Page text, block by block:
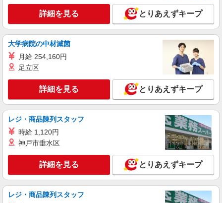
により変動） ・固定残業手当：20,000円（10時
間） ※固定残業時間を超過する場合には超過勤務
手当として別途支給 ・夜勤手当：10,000円/1回
（上記給与とは別に支給） 下記資格をお持ちの方
歓迎 ・認知症介護基礎研修 ・初任者研修 ・実務
者研修 ・介護福祉士 など
キープ 詳細を見る
派遣社員
株式会社トラストグロース 新宿本社 第3営業部
グループホームでの夜専介護士
1夜勤：30400円〜32300円 ※資格や経験など
埼玉県さいたま市西区
キープ 詳細を見る
職業紹介
株式会社kotrio /●SW-S-2080036
西大宮駅≫日収1.2万円〜◎デイサービスで見
守りや生活補助など
時給1550円〜2312円 ＜交通費全支給(ガソリ
ン代含む)＞
西大宮
詳細を見る とりあえずキープ
大学病院の中材滅菌
月給 254,160円
足立区
詳細を見る とりあえずキープ
レジ・商品陳列スタッフ
時給 1,120円
神戸市垂水区
詳細を見る とりあえずキープ
レジ・商品陳列スタッフ